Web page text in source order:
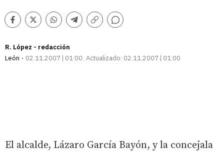
Facebook
TwitterWhatsappTelegram
Copiar
Comentarios
R. López - redacción
León
02.11.2007 | 01:00 Actualizado: 02.11.2007 | 01:00
El alcalde, Lázaro García Bayón, y la concejala